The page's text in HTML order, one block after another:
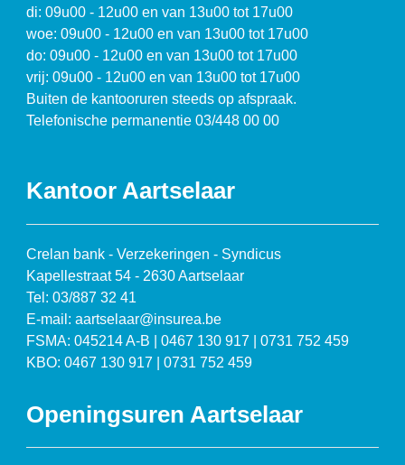
di: 09u00 - 12u00 en van 13u00 tot 17u00
woe: 09u00 - 12u00 en van 13u00 tot 17u00
do: 09u00 - 12u00 en van 13u00 tot 17u00
vrij: 09u00 - 12u00 en van 13u00 tot 17u00
Buiten de kantooruren steeds op afspraak.
Telefonische permanentie 03/448 00 00
Kantoor Aartselaar
Crelan bank - Verzekeringen - Syndicus
Kapellestraat 54 - 2630 Aartselaar
Tel: 03/887 32 41
E-mail: aartselaar@insurea.be
FSMA: 045214 A-B | 0467 130 917 | 0731 752 459
KBO: 0467 130 917 | 0731 752 459
Openingsuren Aartselaar